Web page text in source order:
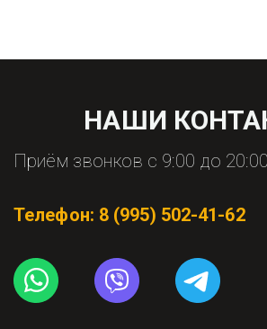
НАШИ
Приём звонков с 9:00 до
Телефон: 8 (995) 502-41-62